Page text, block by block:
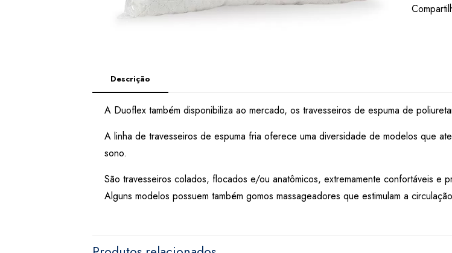
Descrição
A Duoflex também disponibiliza ao mercado, os travesseiros de espuma de
A linha de travesseiros de espuma fria oferece uma diversidade de modelos que
sono.
São travesseiros colados, flocados e/ou anatômicos, extremamente confortáveis e
Alguns modelos possuem também gomos massageadores que estimulam a